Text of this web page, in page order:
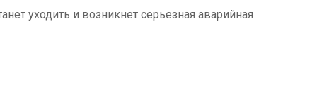
уходить и возникнет серьезная аварийная